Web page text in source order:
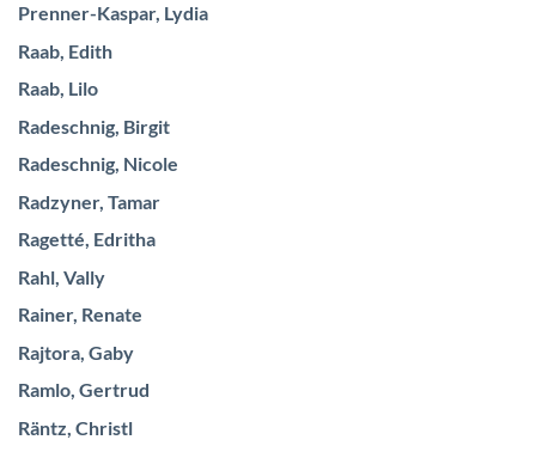
Prenner-Kaspar, Lydia
Raab, Edith
Raab, Lilo
Radeschnig, Birgit
Radeschnig, Nicole
Radzyner, Tamar
Ragetté, Edritha
Rahl, Vally
Rainer, Renate
Rajtora, Gaby
Ramlo, Gertrud
Räntz, Christl